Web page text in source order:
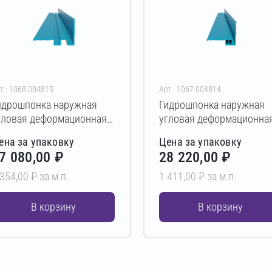
1068.004815
наружная
деформационная
200/100 PVC 20 м
за упаковку
080,00 ₽
₽ за м.п.
В корзину
Арт.: 1067.004814
Гидрошпонка наружная
угловая
УГЛ-185/50 PVC 20 м
Цена за упаковку
28 220,00 ₽
1 411,00 ₽ за м.п.
В корзину